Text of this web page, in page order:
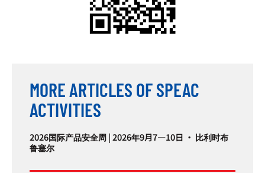
MORE ARTICLES OF SPEAC
ACTIVITIES
2026国际产品安全周 | 2026年9月7—10日 · 比利时布
鲁塞尔